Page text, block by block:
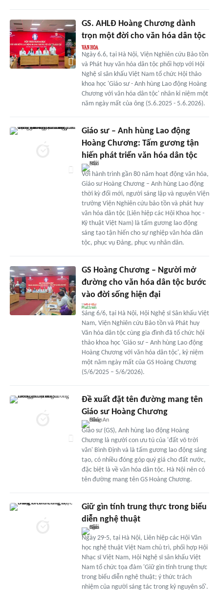
GS. AHLĐ Hoàng Chương dành
trọn một đời cho văn hóa dân tộc
Ngày 6.6, tại Hà Nội, Viện Nghiên cứu Bảo tồn
và Phát huy văn hóa dân tộc phối hợp với Hội
Nghệ sĩ sân khấu Việt Nam tổ chức Hội thảo
khoa học 'Giáo sư - Anh hùng Lao động Hoàng
Chương với văn hóa dân tộc' nhân kỉ niệm một
năm ngày mất của ông (5.6.2025 - 5.6.2026).
Giáo sư – Anh hùng Lao động
Hoàng Chương: Tấm gương tận
hiến phát triển văn hóa dân tộc
Với hành trình gần 80 năm hoạt động văn hóa,
Giáo sư Hoàng Chương – Anh hùng Lao động
thời kỳ đổi mới, người sáng lập và nguyên Viện
trưởng Viện Nghiên cứu bảo tồn và phát huy
văn hóa dân tộc (Liên hiệp các Hội Khoa học -
Kỹ thuật Việt Nam) là tấm gương lao động
sáng tạo tận hiến cho sự nghiệp văn hóa dân
tộc, phục vụ Đảng, phục vụ nhân dân.
GS Hoàng Chương – Người mở
đường cho văn hóa dân tộc bước
vào đời sống hiện đại
Sáng 6/6, tại Hà Nội, Hội Nghệ sĩ Sân khấu Việt
Nam, Viện Nghiên cứu Bảo tồn và Phát huy
Văn hóa dân tộc cùng gia đình đã tổ chức hội
thảo khoa học 'Giáo sư – Anh hùng Lao động
Hoàng Chương với văn hóa dân tộc', kỷ niệm
một năm ngày mất của GS Hoàng Chương
(5/6/2025 – 5/6/2026).
Đề xuất đặt tên đường mang tên
Giáo sư Hoàng Chương
Giáo sư (GS), Anh hùng lao động Hoàng
Chương là người con ưu tú của 'đất võ trời
văn' Bình Định và là tấm gương lao động sáng
tạo, có nhiều đóng góp quý giá cho đất nước,
đặc biệt là về văn hóa dân tộc. Hà Nội nên có
tên đường mang tên GS Hoàng Chương.
Giữ gìn tính trung thực trong biểu
diễn nghệ thuật
Ngày 29-5, tại Hà Nội, Liên hiệp các Hội Văn
học nghệ thuật Việt Nam chủ trì, phối hợp Hội
Nhạc sĩ Việt Nam, Hội Nghệ sĩ sân khấu Việt
Nam tổ chức tọa đàm 'Giữ gìn tính trung thực
trong biểu diễn nghệ thuật; ý thức trách
nhiệm của người sáng tác trong kỷ nguyên số'.